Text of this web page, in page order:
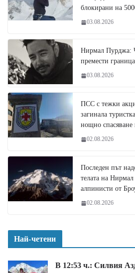
блокирани на
03.08.2026
Нирмал Пурджа:
премести
03.08.2026
ПСС с тежки
загинала
нощно
02.08.2026
Последен път
телата на
алпинисти от
02.08.2026
Най-четени
В 12:53 ч.: Силвия